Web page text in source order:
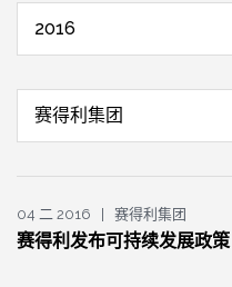
2016
赛得利集团
04 二 2016 | 赛得利集团
赛得利发布可持续发展政策